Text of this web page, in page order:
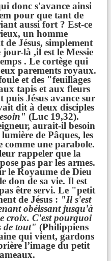
donc s'avance ainsi
pour que tant de
aussi fort ? Est-ce
un homme
de Jésus, simplement
là ,il est le Messie
. Le cortège qui
parements royaux.
et des "feuillages
tapis et aux fleurs
puis Jésus avance sur
dit à deux disciples
(Luc 19,32).
aurait-il besoin
de Pâques, les
comme une parabole.
rappeler que la
pas par les armes.
le Royaume de Dieu
don de sa vie. Il est
être servi. Le "petit
de Jésus : "Il s'est
obéissant jusqu'à
croix. C'est pourquoi
de tout" (Philippiens
qui vient, gardons
l’image du petit